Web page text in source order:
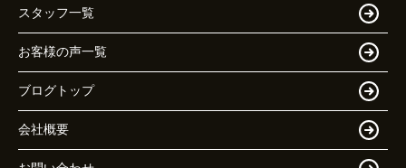
スタッフ一覧
お客様の声一覧
ブログトップ
会社概要